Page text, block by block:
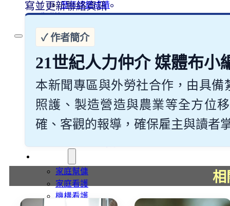
歷年評鑑成績
失聯協尋
移工新聞
最新消息
營造業移工重點新聞
旅宿業專題報導
外籍移工文章專區
傳統產業文章專區
外籍看護文章專區
家庭幫傭
家庭看護
機構看護
寫並更新聯絡資訊。
21世紀人力仲介 媒體布小
本新聞專區與外勞社合作，由具
照護、製造營造與農業等全方位
確、客觀的報導，確保雇主與讀者
相